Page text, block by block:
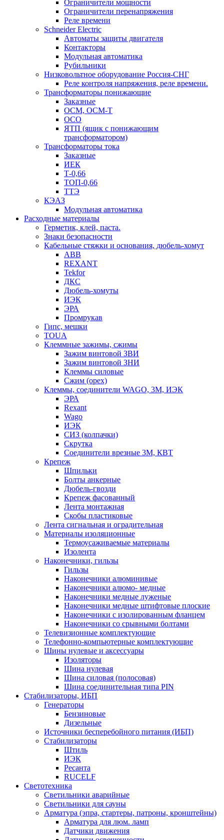
Ограничители мощности
Ограничители перенапряжения
Реле времени
Schneider Electric
Автоматы защиты двигателя
Контакторы
Модульная автоматика
Рубильники
Низковольтное оборудование Россия-СНГ
Реле контроля напряжения, реле времени.
Трансформаторы понижающие
Заказные
ОСМ, ОСМ-Т
ОСО
ЯТП (ящик с понижающим
трансформатором)
Трансформаторы тока
Заказные
ИЕК
Т-0,66
ТОП-0,66
ТТЭ
КЭАЗ
Модульная автоматика
Расходные материалы
Герметик, клей, паста.
Знаки безопасности
Кабельные стяжки и основания, дюбель-хомут
ABB
REXANT
Tekfor
ДКС
Дюбель-хомуты
ИЭК
ЭРА
Промрукав
Гипс, мешки
TOUA
Клеммные зажимы, сжимы
Зажим винтовой ЗВИ
Зажим винтовой ЗНИ
Клеммы силовые
Сжим (орех)
Клеммы, соединители WAGO, 3M, ИЭК
ЭРА
Rexant
Wago
ИЭК
СИЗ (колпачки)
Скрутка
Соединители врезные 3M, КВТ
Крепеж
Шпильки
Болты анкерные
Дюбель-гвозди
Крепеж фасованный
Лента монтажная
Скобы пластиковые
Лента сигнальная и оградительная
Материалы изоляционные
Термоусаживаемые матeриалы
Изолента
Наконечники, гильзы
Гильзы
Наконечники алюминивые
Наконечники алюмо- медные
Наконечники медные луженые
Наконечники медные штифтовые плоские
Наконечники с изолированным фланцем
Наконечники со срывными болтами
Телевизионные комплектующие
Телефонно-компьютерные комплектующие
Шины нулевые и аксессуары
Изоляторы
Шина нулевая
Шина силовая (полосовая)
Шина соединительная типа PIN
Стабилизаторы, ИБП
Генераторы
Бензиновые
Дизельные
Источники бесперебойного питания (ИБП)
Стабилизаторы
Штиль
ИЭК
Ресанта
RUCELF
Светотехника
Светильники аварийные
Светильники для сауны
Арматура (эпра, стартеры, патроны, кронштейны)
Арматура для люм. ламп
Датчики движения